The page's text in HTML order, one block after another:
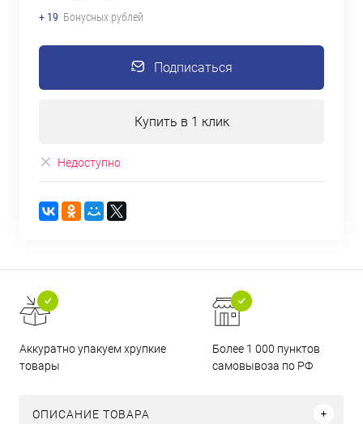
+ 19 Бонусных рублей
Подписаться
Купить в 1 клик
Недоступно
Аккуратно упакуем хрупкие
товары
Более 1 000 пунктов
самовывоза по РФ
ОПИСАНИЕ ТОВАРА